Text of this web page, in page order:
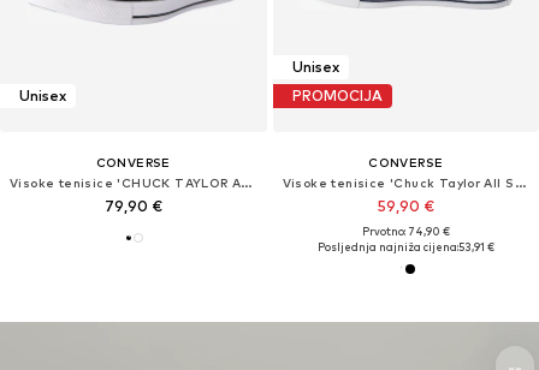
Unisex
CONVERSE
Visoke tenisice 'CHUCK TAYLOR ALL STAR LEATHER'
79,90 €
Unisex
PROMOCIJA
CONVERSE
Visoke tenisice 'Chuck Taylor All Star'
59,90 €
Prvotno: 74,90 €
Posljednja najniža cijena:53,91 €